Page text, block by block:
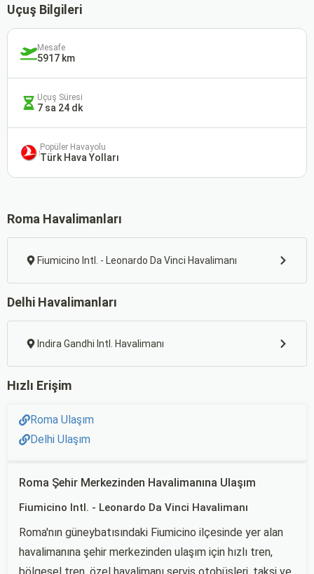
Uçuş Bilgileri
Mesafe
5917 km
Uçuş Süresi
7 sa 24 dk
Popüler Havayolu
Türk Hava Yolları
Roma Havalimanları
Fiumicino Intl. - Leonardo Da Vinci Havalimanı
Delhi Havalimanları
Indira Gandhi Intl. Havalimanı
Hızlı Erişim
Roma Ulaşım
Delhi Ulaşım
Roma Şehir Merkezinden Havalimanına Ulaşım
Fiumicino Intl. - Leonardo Da Vinci Havalimanı
Roma'nın güneybatısındaki Fiumicino ilçesinde yer alan
havalimanına şehir merkezinden ulaşım için hızlı tren,